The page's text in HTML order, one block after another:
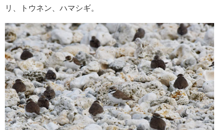
リ、トウネン、ハマシギ。